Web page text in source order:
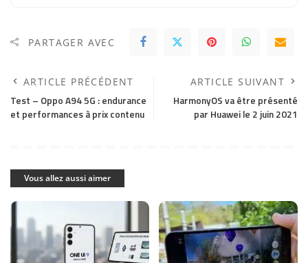
PARTAGER AVEC
ARTICLE PRÉCÉDENT
Test – Oppo A94 5G : endurance
et performances à prix contenu
ARTICLE SUIVANT
HarmonyOS va être présenté
par Huawei le 2 juin 2021
Vous allez aussi aimer